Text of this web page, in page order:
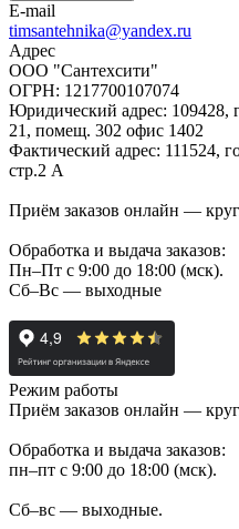
E-mail
timsantehnika@yandex.ru
Адрес
ООО "Сантехсити"
ОГРН: 1217700107074
Юридический адрес: 109428,
21, помещ. 302 офис 1402
Фактический адрес: 111524,
стр.2 А
Приём заказов онлайн —
Обработка и выдача заказов:
Пн–Пт с 9:00 до 18:00 (мск).
Сб–Вс — выходные
Режим работы
Приём заказов онлайн —
Обработка и выдача заказов:
пн–пт с 9:00 до 18:00 (мск).
Сб–вс — выходные.